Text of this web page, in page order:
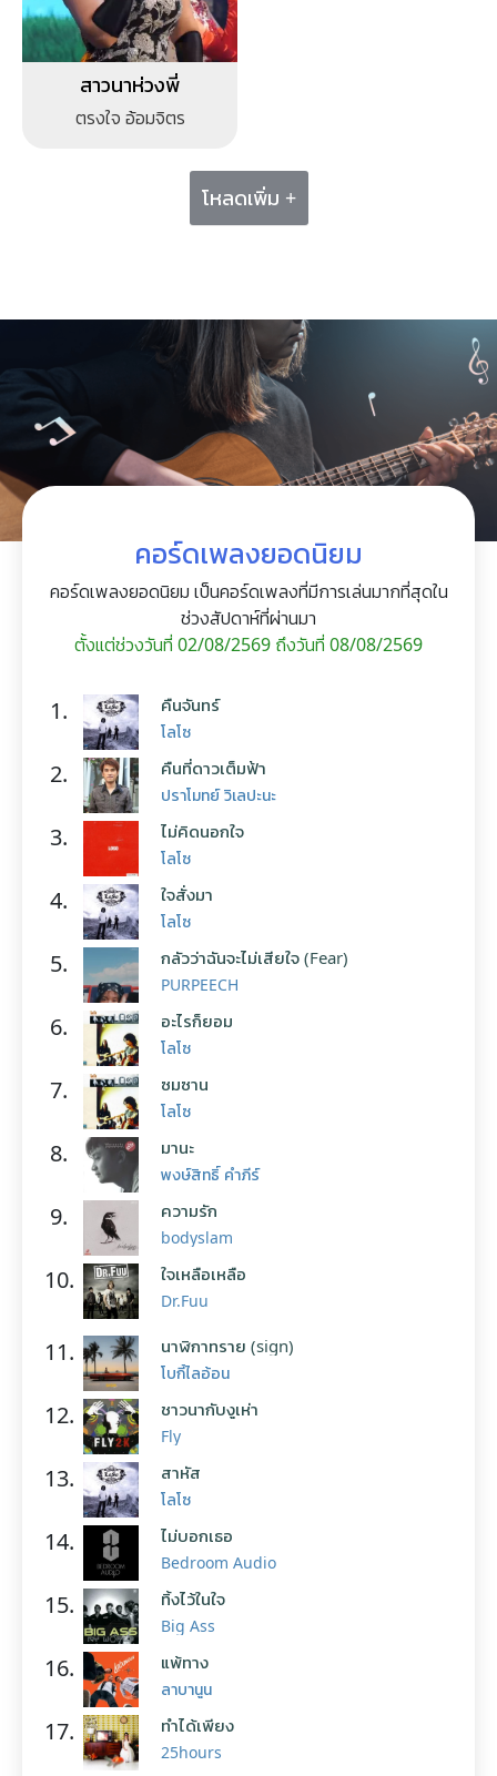
สาวนาห่วงพี่
ตรงใจ อ้อมจิตร
โหลดเพิ่ม +
คอร์ดเพลงยอดนิยม
คอร์ดเพลงยอดนิยม เป็นคอร์ดเพลงที่มีการเล่นมากที่สุดใน
ช่วงสัปดาห์ที่ผ่านมา
ตั้งแต่ช่วงวันที่ 02/08/2569 ถึงวันที่ 08/08/2569
1. คืนจันทร์
โลโซ
2. คืนที่ดาวเต็มฟ้า
ปราโมทย์ วิเลปะนะ
3. ไม่คิดนอกใจ
โลโซ
4. ใจสั่งมา
โลโซ
5. กลัวว่าฉันจะไม่เสียใจ (Fear)
PURPEECH
6. อะไรก็ยอม
โลโซ
7. ซมซาน
โลโซ
8. มานะ
พงษ์สิทธิ์ คำภีร์
9. ความรัก
bodyslam
10. ใจเหลือเหลือ
Dr.Fuu
11. นาฬิกาทราย (sign)
โบกี้ไลอ้อน
12. ชาวนากับงูเห่า
Fly
13. สาหัส
โลโซ
14. ไม่บอกเธอ
Bedroom Audio
15. ทิ้งไว้ในใจ
Big Ass
16. แพ้ทาง
ลาบานูน
17. ทำได้เพียง
25hours